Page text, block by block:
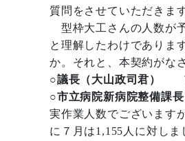
質問をさせていただきます
型枠大工さんの人数が
と理解したわけでありま
か。それと、本契約がな
○議長（大山政司君）
○市立病院新病院整備課
実作業人数でございます
に７月は1,155人に対し